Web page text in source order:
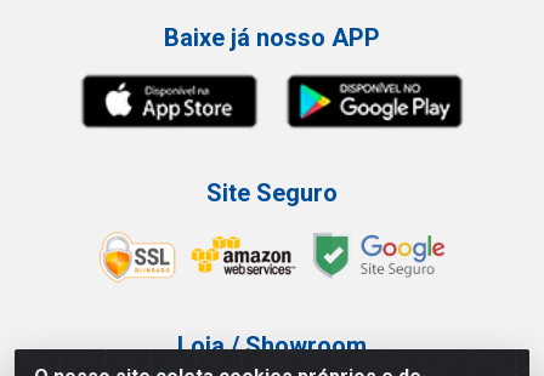
Baixe já nosso APP
Site Seguro
Loja / Showroom